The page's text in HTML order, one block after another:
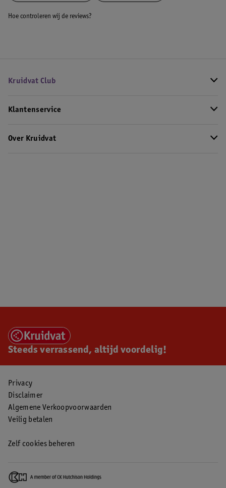
Hoe controleren wij de reviews?
Kruidvat Club
Klantenservice
Over Kruidvat
Steeds verrassend, altijd voordelig!
Privacy
Disclaimer
Algemene Verkoopvoorwaarden
Veilig betalen
Zelf cookies beheren